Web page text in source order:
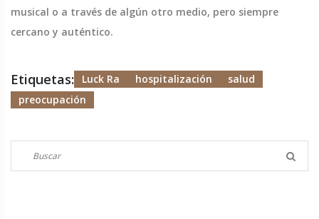
musical o a través de algún otro medio, pero siempre
cercano y auténtico.
Etiquetas: Luck Ra hospitalización
salud
preocupación